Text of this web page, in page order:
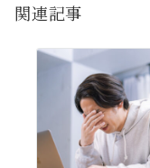
ン
関連記事